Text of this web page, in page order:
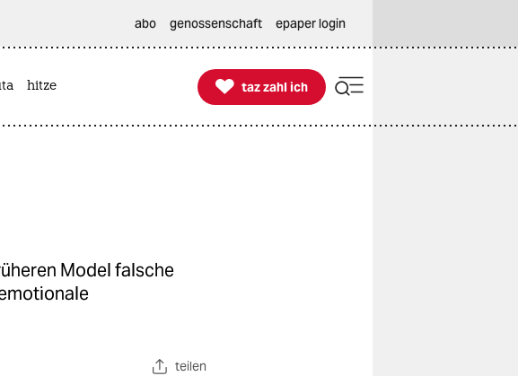
abo genossenschaft epaper login
hitze 
taz zahl ich
taz zahl ich
Model falsche
teilen